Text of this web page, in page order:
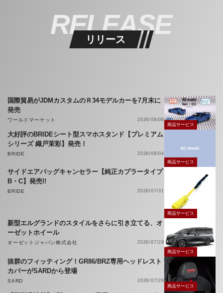
RELEASE
リリース
国際貿易がJDMカスタムのＲ34モデルカーを7月末に
発売
ワールドマーケット
2026/08/06
商品サービス
大好評のBRIDEシート型スマホスタンド【プレミアム
シリーズ 織戸茉彩】発売！
BRIDE
2026/08/04
商品サービス
サイドエアバッグキャンセラー【純正カプラータイプ
B・C】発売!!
BRIDE 2026/07/31
商品サービス
新型エルグランドのスタイルをさらに引き立てる、オ
ーゼットホイール
オーゼットジャパン株式会社
2026/07/29
商品サービス
抜群のフィッティング！GR86/BRZ専用ヘッドレスト
カバーがSARDから登場
SARD
2026/07/28
商品サービス